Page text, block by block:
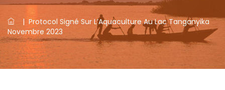
| Protocol Signé Sur L’Aquaculture Au Lac Tanganyika
Novembre 2023